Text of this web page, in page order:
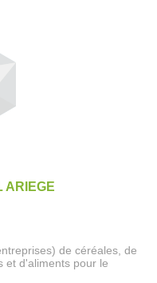
ARIEGE
de céréales, de
et d'aliments pour le